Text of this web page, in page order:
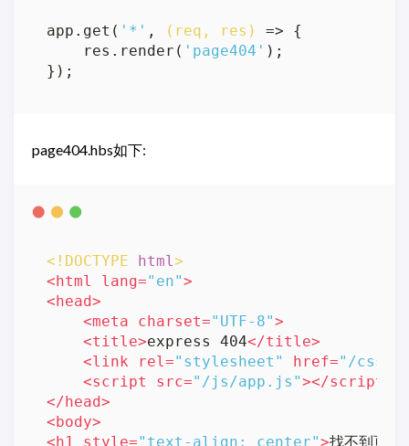
app.get( '*' , (req, res) => {
    res.render(
'page404' );
page404.hbs如下:
<!DOCTYPE html>
<html lang="en">
<head>
<meta charset="UTF-8">
<title>express 404</title>
<link rel="stylesheet" href="/css/
<script src="/js/app.js"></script
</head>
<body>
<h1 style="text-align: center">找不到页面